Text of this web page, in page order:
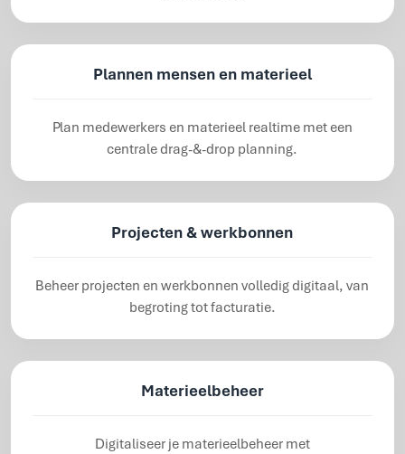
Plannen mensen en materieel
Plan medewerkers en materieel realtime met een
centrale drag-&-drop planning.
Projecten & werkbonnen
Beheer projecten en werkbonnen volledig digitaal, van
begroting tot facturatie.
Materieelbeheer
Digitaliseer je materieelbeheer met